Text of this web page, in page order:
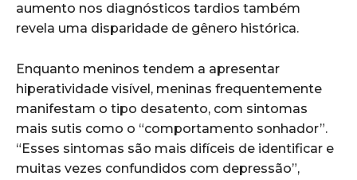
aumento nos diagnósticos tardios também
revela uma disparidade de gênero histórica.
Enquanto meninos tendem a apresentar
hiperatividade visível, meninas frequentemente
manifestam o tipo desatento, com sintomas
mais sutis como o “comportamento sonhador”.
“Esses sintomas são mais difíceis de identificar e
muitas vezes confundidos com depressão”,